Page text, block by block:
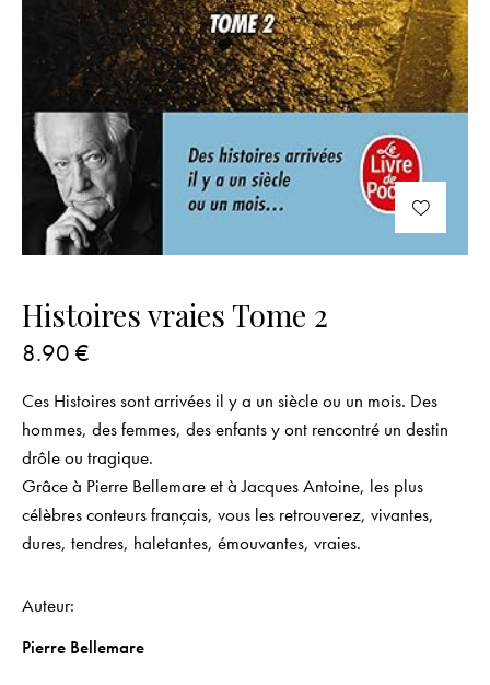
Histoires vraies Tome 2
8.90 €
Ces Histoiressont arrivées il y a un siècle ou un mois. Des
hommes, des femmes, des enfants y ont rencontré un destin
drôle ou tragique.
Grâce à Pierre Bellemare et à Jacques Antoine, les plus
célèbres conteurs français, vous les retrouverez, vivantes,
dures, tendres, haletantes, émouvantes, vraies.
Auteur
Pierre Bellemare